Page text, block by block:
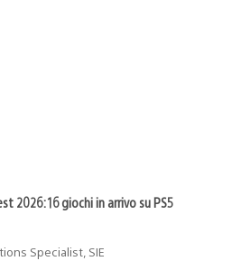
2026: 16 giochi in arrivo su PS5
Specialist, SIE